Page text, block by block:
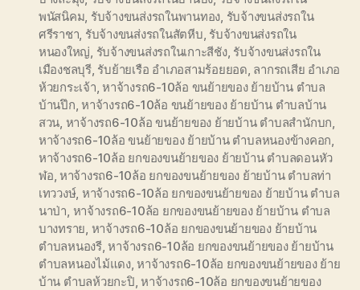
พนัสนิคม รับจ้างขนส่งรถในพานทอง รับจ้างขนส่งรถใน
ศรีราชา รับจ้างขนส่งรถในสัตหีบ รับจ้างขนส่งรถใน
หนองใหญ่ รับจ้างขนส่งรถในเกาะสีชัง, รับจ้างขนส่งรถใน
เมืองชลบุรี, รับย้ายเรือ อำเภอสามร้อยยอด ลากรถเสีย อำเภอ
ห้วยกระเจ้า ,หาจ้างรถ6-10ล้อ ขนย้ายของ ย้ายบ้าน ตำบล
บ้านปึก ,หาจ้างรถ6-10ล้อ ขนย้ายของ ย้ายบ้าน ตำบลบ้าน
สวน หาจ้างรถ6-10ล้อ ขนย้ายของ ย้ายบ้าน ตำบลสำนักบก
หาจ้างรถ6-10ล้อ ขนย้ายของ ย้ายบ้าน ตำบลหนองข้างคอก
หาจ้างรถ6-10ล้อ ยกของขนย้ายของ ย้ายบ้าน ตำบลดอนหัว
ฬอ หาจ้างรถ6-10ล้อ ยกของขนย้ายของ ย้ายบ้าน ตำบลท่า
เทววงษ์, หาจ้างรถ6-10ล้อ ยกของขนย้ายของ ย้ายบ้าน ตำบล
นาป่า หาจ้างรถ6-10ล้อ ยกของขนย้ายของ ย้ายบ้าน ตำบล
บางทราย หาจ้างรถ6-10ล้อ ยกของขนย้ายของ ย้ายบ้าน
ตำบลหนองรี,หาจ้างรถ6-10ล้อ ยกของขนย้ายของ ย้ายบ้าน
ตำบลหนองไม้แดง,หาจ้างรถ6-10ล้อ ยกของขนย้ายของ ย้าย
บ้าน ตำบลห้วยกะปิ ,หาจ้างรถ6-10ล้อ ยกของขนย้ายของ